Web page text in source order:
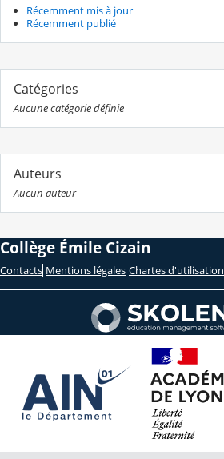
Récemment mis à jour
Récemment publié
Catégories
Aucune catégorie définie
Auteurs
Aucun auteur
Collège Émile Cizain
Contacts Mentions légales Chartes d'utilisation